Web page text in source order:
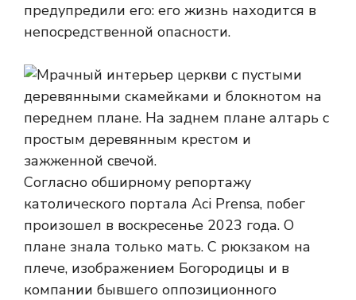
предупредили его: его жизнь находится в
непосредственной опасности.
Согласно обширному репортажу
католического портала Aci Prensa, побег
произошел в воскресенье 2023 года. О
плане знала только мать. С рюкзаком на
плече, изображением Богородицы и в
компании бывшего оппозиционного